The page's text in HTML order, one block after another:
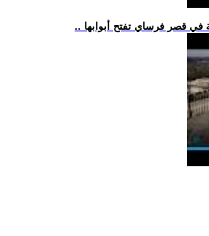
في قصر فرساي تفتح أبوابها